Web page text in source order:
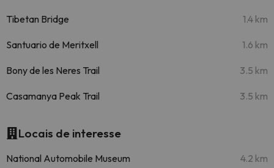
Tibetan Bridge 1.4 km
Santuario de Meritxell 1.6 km
Bony de les Neres Trail 3.5 km
Casamanya Peak Trail 3.5 km
Locais de interesse
National Automobile Museum 4.2 km